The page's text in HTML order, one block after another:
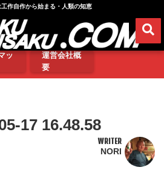
作自作から始まる・人類の知恵
ッ
運営会社概
要
17 16.48.58
WRITER
NORI